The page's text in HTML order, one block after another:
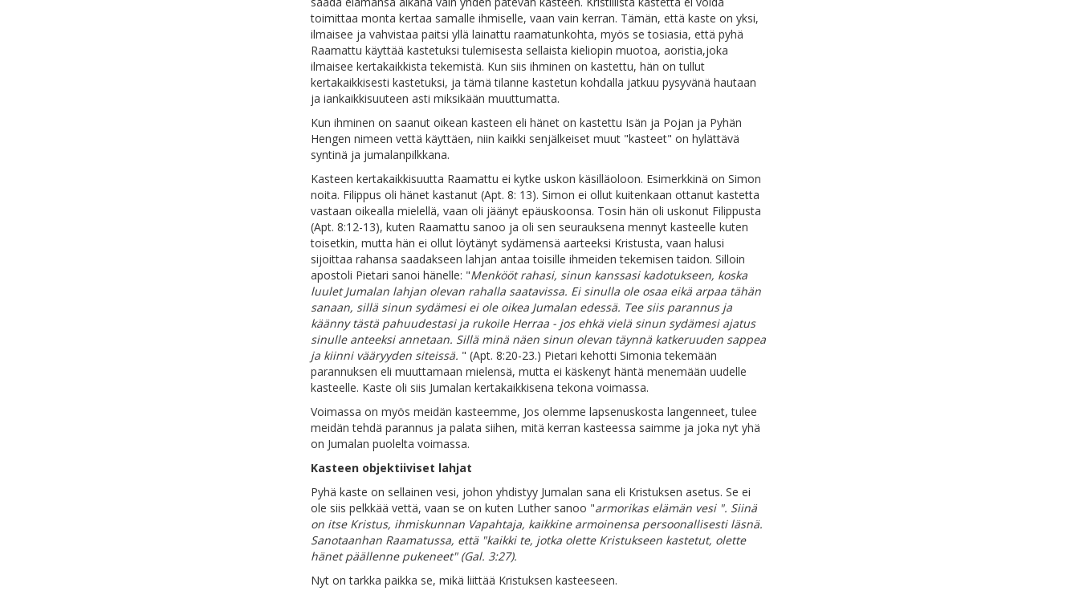
toimittaa monta kertaa samalle ihmiselle, vaan vain kerran. Tämän, että kaste on yksi,
ilmaisee ja vahvistaa paitsi yllä lainattu raamatunkohta, myös se tosiasia, että pyhä
Raamattu käyttää kastetuksi tulemisesta sellaista kieliopin muotoa, aoristia,joka
ilmaisee kertakaikkista tekemistä. Kun siis ihminen on kastettu, hän on tullut
kertakaikkisesti kastetuksi, ja tämä tilanne kastetun kohdalla jatkuu pysyvänä hautaan
ja iankaikkisuuteen asti miksikään muuttumatta.
Kun ihminen on saanut oikean kasteen eli hänet on kastettu Isän ja Pojan ja Pyhän
Hengen nimeen vettä käyttäen, niin kaikki senjälkeiset muut "kasteet" on hylättävä
syntinä ja jumalanpilkkana.
Kasteen kertakaikkisuutta Raamattu ei kytke uskon käsilläoloon. Esimerkkinä on Simon
noita. Filippus oli hänet kastanut (Apt. 8: 13). Simon ei ollut kuitenkaan ottanut kastetta
vastaan oikealla mielellä, vaan oli jäänyt epäuskoonsa. Tosin hän oli uskonut Filippusta
(Apt. 8:12-13), kuten Raamattu sanoo ja oli sen seurauksena mennyt kasteelle kuten
toisetkin, mutta hän ei ollut löytänyt sydämensä aarteeksi Kristusta, vaan halusi
sijoittaa rahansa saadakseen lahjan antaa toisille ihmeiden tekemisen taidon. Silloin
apostoli Pietari sanoi hänelle: "Menkööt rahasi, sinun kanssasi kadotukseen, koska
luulet Jumalan lahjan olevan rahalla saatavissa. Ei sinulla ole osaa eikä arpaa tähän
sanaan, sillä sinun sydämesi ei ole oikea Jumalan edessä. Tee siis parannus ja
käänny tästä pahuudestasi ja rukoile Herraa - jos ehkä vielä sinun sydämesi ajatus
sinulle anteeksi annetaan. Sillä minä näen sinun olevan täynnä katkeruuden sappea
ja kiinni vääryyden siteissä. " (Apt. 8:20-23.) Pietari kehotti Simonia tekemään
parannuksen eli muuttamaan mielensä, mutta ei käskenyt häntä menemään uudelle
kasteelle. Kaste oli siis Jumalan kertakaikkisena tekona voimassa.
Voimassa on myös meidän kasteemme, Jos olemme lapsenuskosta langenneet, tulee
meidän tehdä parannus ja palata siihen, mitä kerran kasteessa saimme ja joka nyt yhä
on Jumalan puolelta voimassa.
Kasteen objektiiviset lahjat
Pyhä kaste on sellainen vesi, johon yhdistyy Jumalan sana eli Kristuksen asetus. Se ei
ole siis pelkkää vettä, vaan se on kuten Luther sanoo "armorikas elämän vesi". Siinä
on itse Kristus, ihmiskunnan Vapahtaja, kaikkine armoinensa persoonallisesti läsnä.
Sanotaanhan Raamatussa, että "kaikki te, jotka olette Kristukseen kastetut, olette
hänet päällenne pukeneet" (Gal. 3:27).
Nyt on tarkka paikka se, mikä liittää Kristuksen kasteeseen.